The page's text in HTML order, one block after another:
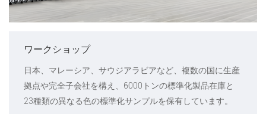
ワークショップ
日本、マレーシア、サウジアラビアなど、複数の国に生産
拠点や完全子会社を構え、6000トンの標準化製品在庫と
23種類の異なる色の標準化サンプルを保有しています。